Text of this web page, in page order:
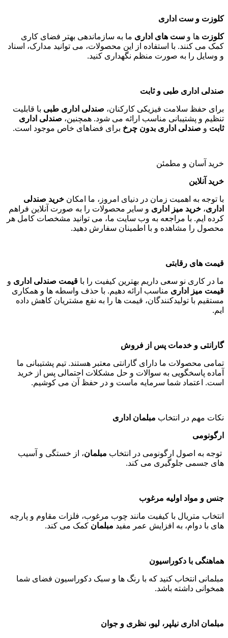
کلوزت و ست اداری
کلوزت ها و ست های اداری ما به سازماندهی بهتر فضای کاری
کمک می کنند. با استفاده از این محصولات، می توانید مدارک، اسناد
و وسایل را به صورت منظم نگهداری کنید.
صندلی اداری طبی و ثابت
برای حفظ سلامت فیزیکی کارکنان، صندلی اداری طبی با قابلیت
تنظیم و پشتیبانی مناسب ارائه می شود. همچنین، صندلی اداری
ثابت و صندلی اداری بدون چرخ برای فضاهای خاص موجود است.
خرید آسان و مطمئن
خرید آنلاین
با توجه به اهمیت زمان در دنیای امروز، ما امکان خرید صندلی
اداری، خرید میز اداری و سایر محصولات را به صورت آنلاین فراهم
کرده ایم. با مراجعه به وب سایت ما، می توانید مشخصات کامل هر
محصول را مشاهده و با اطمینان سفارش دهید.
قیمت های رقابتی
ما در کاری نو سعی داریم بهترین کیفیت را با قیمت صندلی اداری و
قیمت میز اداری مناسب ارائه دهیم. با حذف واسطه ها و همکاری
مستقیم با تولیدکنندگان، قیمت ها را به نفع مشتریان کاهش داده
ایم.
گارانتی و خدمات پس از فروش
تمامی محصولات ما دارای گارانتی معتبر هستند. تیم پشتیبانی ما
آماده پاسخگویی به سوالات و حل مشکلات احتمالی پس از خرید
است. اعتماد شما سرمایه ماست و در حفظ آن می کوشیم.
نکات مهم در انتخاب مبلمان اداری
ارگونومی
توجه به اصول ارگونومی در انتخاب مبلمان، از خستگی و آسیب
های جسمی جلوگیری می کند.
جنس و مواد اولیه مرغوب
انتخاب متریال با کیفیت مانند چوب مرغوب، فلزات مقاوم و پارچه
های با دوام، به افزایش عمر مفید مبلمان کمک می کند.
هماهنگی با دکوراسیون
مبلمانی انتخاب کنید که با رنگ ها و سبک دکوراسیون فضای شما
همخوانی داشته باشد.
مبلمان اداری نیلپر، لیو، نظری و جوان